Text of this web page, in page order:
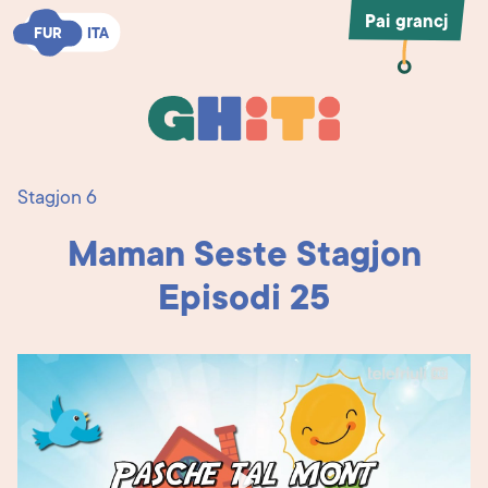
FUR ITA
FUR ITA
Ghiti
Pai grancj
Stagjon 6
Maman Seste Stagjon
Episodi 25